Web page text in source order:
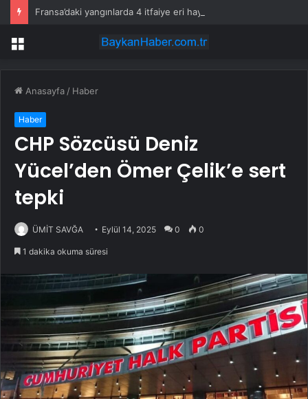
Fransa’daki yangınlarda 4 itfaiye eri hayatını kaybetti
Menü
Anasayfa / Haber
Haber
CHP Sözcüsü Deniz
Yücel’den Ömer Çelik’e sert
tepki
ÜMİT SAVĞA Eylül 14, 2025 0 0
1 dakika okuma süresi